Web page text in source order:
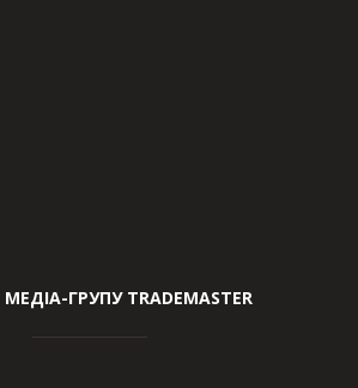
ГРУПУ TRADEMASTER